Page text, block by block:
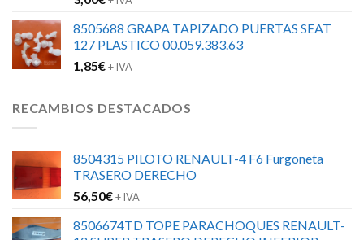
8505688 GRAPA TAPIZADO PUERTAS SEAT
127 PLASTICO 00.059.383.63
1,85€+ IVA
RECAMBIOS DESTACADOS
8504315 PILOTO RENAULT-4 F6 Furgoneta
TRASERO DERECHO
56,50€+ IVA
8506674TD TOPE PARACHOQUES RENAULT-